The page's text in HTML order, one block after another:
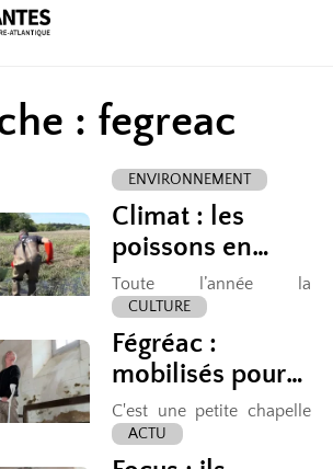
: fegreac